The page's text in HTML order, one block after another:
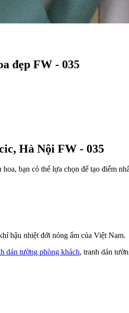
đẹp FW - 035
Hà Nội FW - 035
bạn có thể lựa chọn để tạo điểm
hậu nhiệt đới nóng ẩm của Việt Nam.
dán tường phòng khách, tranh dán